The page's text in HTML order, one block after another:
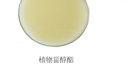
植物甾醇酯